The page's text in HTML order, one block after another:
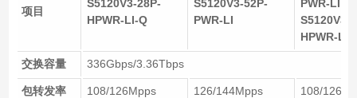
项目
S5120V3-28P-
HPWR-LI-Q
S5120V3-52P-
PWR-LI
PWR-LI
S5120V3-
HPWR-LI
交换容量 336Gbps/3.36Tbps
包转发率 108/126Mpps 126/144Mpps 108/